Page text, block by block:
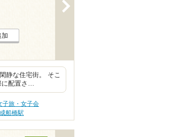
静な住宅街。 そこ
に配置さ…
子旅・女子会
船橋駅